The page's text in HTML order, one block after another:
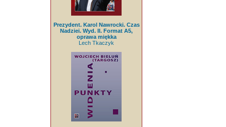
Prezydent. Karol Nawrocki. Czas
Nadziei. Wyd. II. Format A5,
oprawa miękka
Lech Tkaczyk